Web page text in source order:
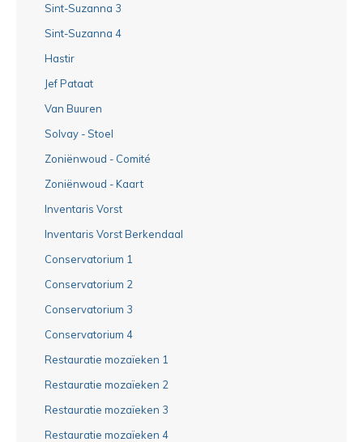
Sint-Suzanna 3
Sint-Suzanna 4
Hastir
Jef Pataat
Van Buuren
Solvay - Stoel
Zoniënwoud - Comité
Zoniënwoud - Kaart
Inventaris Vorst
Inventaris Vorst Berkendaal
Conservatorium 1
Conservatorium 2
Conservatorium 3
Conservatorium 4
Restauratie mozaïeken 1
Restauratie mozaïeken 2
Restauratie mozaïeken 3
Restauratie mozaïeken 4